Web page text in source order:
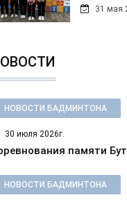
31 мая
НОВОСТИ БАДМИНТОНА
30 июля 2026г.
памяти
НОВОСТИ БАДМИНТОНА